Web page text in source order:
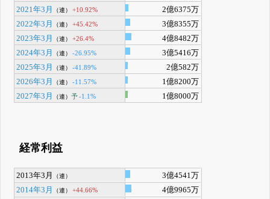
2021年3月
（連） +10.92%
2億6375万
2022年3月
（連） +45.42%
3億8355万
2023年3月
（連） +26.4%
4億8482万
2024年3月
（連） -26.95%
3億5416万
2025年3月
（連） -41.89%
2億582万
2026年3月
（連） -11.57%
1億8200万
2027年3月
（連）予-1.1% 1億8000万
経常利益
2013年3月 （連）
3億4541万
2014年3月
（連） +44.66%
4億9965万